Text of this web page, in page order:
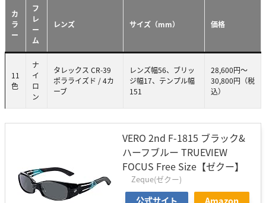
カ
ラ
ー
フ
レ
ー
ム
レンズ サイズ（mm） 価格
11
色
ナ
イ
ロ
ン
タレックス CR-39
ポラライズド / 4カ
ーブ
レンズ幅56、ブリッ
ジ幅17、テンプル幅
151
28,600円～
30,800円（税
込）
VERO 2nd F-1815 ブラック&
ハーフブルー TRUEVIEW
FOCUS Free Size【ゼクー】
Zeque(ゼクー)
公式サイト
Amazon